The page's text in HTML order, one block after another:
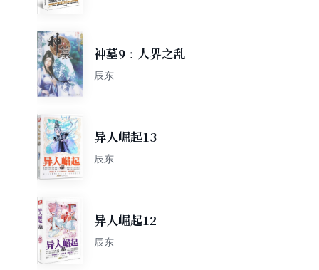
神墓9：人界之乱
辰东
异人崛起13
辰东
异人崛起12
辰东